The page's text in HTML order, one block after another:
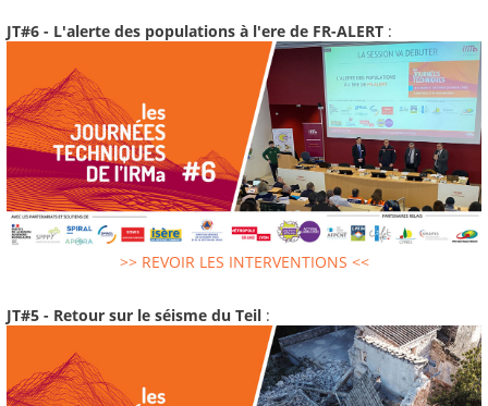
JT#6 - L'alerte des populations à l'ere de FR-ALERT :
>> REVOIR LES INTERVENTIONS <<
JT#5 - Retour sur le séisme du Teil :